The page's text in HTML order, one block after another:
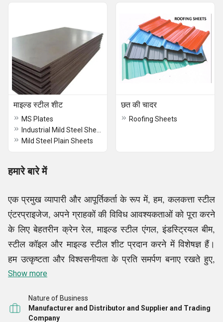
माइल्ड स्टील शीट
MS Plates
Mild Steel Plain Sheets
छत की चादर
Roofing Sheets
हमारे बारे में
एक प्रमुख व्यापारी और आपूर्तिकर्ता के रूप में, हम, कलकत्ता स्टील
एंटरप्राइजेज, अपने ग्राहकों की विविध आवश्यकताओं को पूरा करने
के लिए बेहतरीन क्रेन रेल, माइल्ड स्टील एंगल, इंडस्ट्रियल बीम,
स्टील कॉइल और माइल्ड स्टील शीट प्रदान करने में विशेषज्ञ हैं।
हम उत्कृष्टता और विश्वसनीयता के प्रति समर्पण बनाए रखते हुए,
टिकाऊपन और गुणवत्ता के लिए सख्त आवश्यकताओं को पूरा करने
व्यापक समाधानों के साथ उद्योगों की एक विस्तृत श्रृंखला की सेवा
करते हैं, ताकि हमारे ग्राहक अपनी अनूठी ज़रूरतों के लिए आदर्श
Show more
Nature of Business
Manufacturer and Distributor and Supplier and Trading
Company